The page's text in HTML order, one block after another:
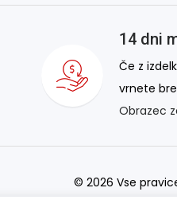
14 dni
Če z
vrnete
Obrazec
© 2026 Vse